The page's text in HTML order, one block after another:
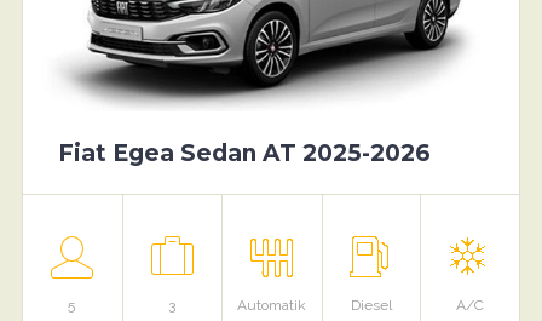
Fiat Egea Sedan AT 2025-2026
5 3 Automatik Diesel A/C